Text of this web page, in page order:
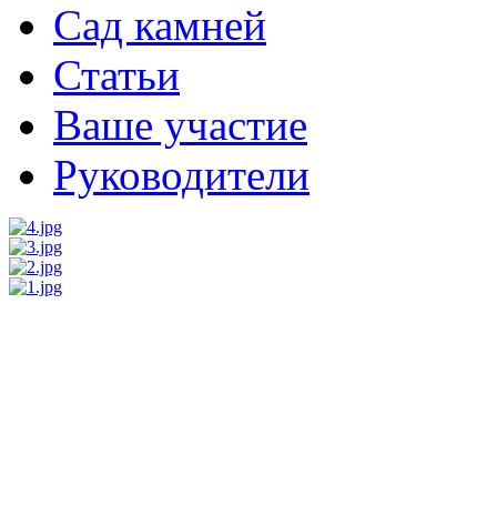
Сад камней
Статьи
Ваше участие
Руководители